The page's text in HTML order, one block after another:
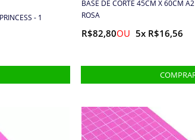
- 1
BASE DE CORTE 45CM X 60CM
ROSA
R$82,80 5x R$16,56